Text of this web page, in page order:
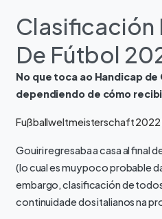
Clasificación
De Fútbol
No que toca ao Handicap
dependiendo de cómo
Fußballweltmeisterschaft
Gouiri regresaba a casa al final
(lo cual es muy poco probable
embargo, clasificación de
continuidade dos italianos na